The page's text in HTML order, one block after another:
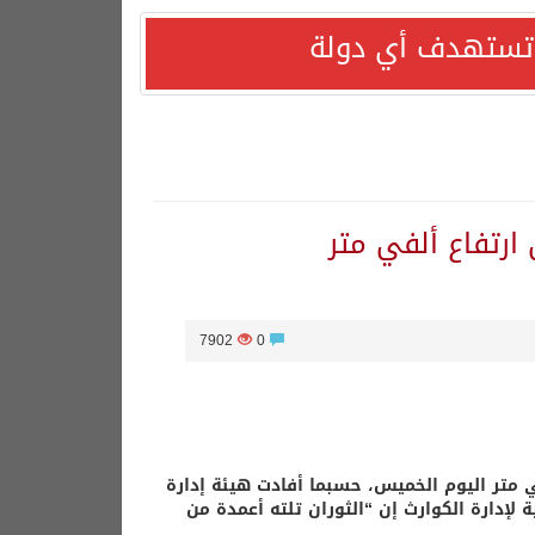
تستهدف أي دولة
ألفي متر
0
7902
متر اليوم الخميس، حسبما أفادت هيئة إدارة
الكوارث إن “الثوران تلته أعمدة من